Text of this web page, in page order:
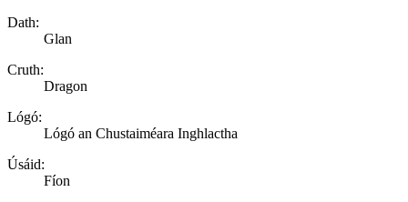
Dath:
Glan
Cruth:
Dragon
Lógó:
Lógó an Chustaiméara Inghlactha
Úsáid:
Fíon